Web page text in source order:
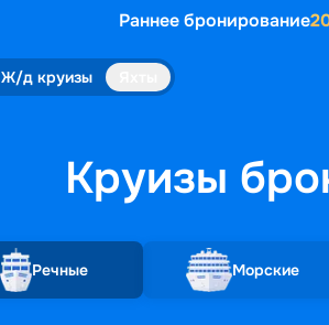
Раннее бронирование
Ж/д круизы
Круизы
Речные Морские